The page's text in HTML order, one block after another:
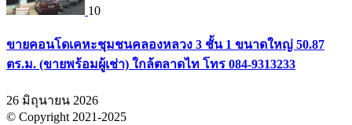
10
ขายคอนโดเคหะชุมชนคลองหลวง 3 ชั้น 1 ขนาดใหญ่ 50.87
ตร.ม. (ขายพร้อมผู้เช่า) ใกล้ตลาดไท โทร 084-9313233
26 มิถุนายน 2026
© Copyright 2021-2025